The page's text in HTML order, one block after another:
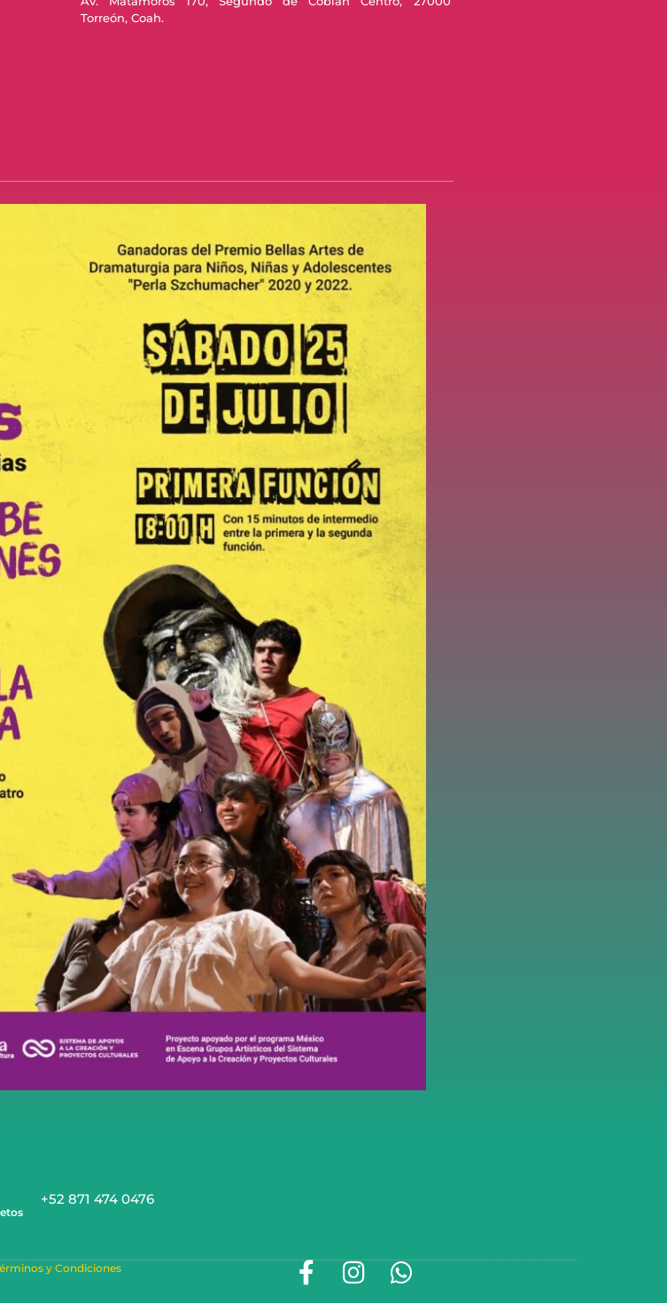
Torreón, Coah.
+52 871 474 0476
y Condiciones